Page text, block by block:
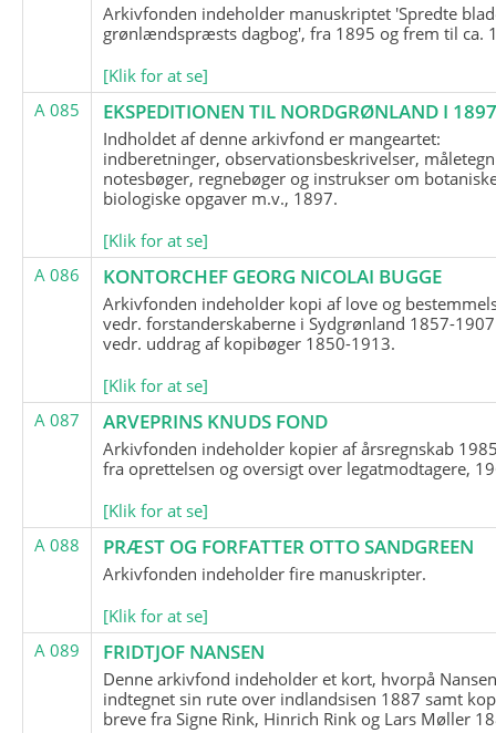
Arkivfonden indeholder manuskriptet 'Spredte
grønlændspræsts dagbog', fra 1895 og frem til ca.
[Klik for at se]
A 085
EKSPEDITIONEN TIL NORDGRØNLAND I
Indholdet af denne arkivfond er mangeartet:
indberetninger, observationsbeskrivelser,
notesbøger, regnebøger og instrukser om
biologiske opgaver m.v., 1897.
[Klik for at se]
A 086
KONTORCHEF GEORG NICOLAI BUGGE
Arkivfonden indeholder kopi af love og
vedr. forstanderskaberne i Sydgrønland 1857-
vedr. uddrag af kopibøger 1850-1913.
[Klik for at se]
A 087
ARVEPRINS KNUDS FOND
Arkivfonden indeholder kopier af årsregnskab
fra oprettelsen og oversigt over legatmodtagere,
[Klik for at se]
A 088
PRÆST OG FORFATTER OTTO SANDGREEN
Arkivfonden indeholder fire manuskripter.
[Klik for at se]
A 089
FRIDTJOF NANSEN
Denne arkivfond indeholder et kort, hvorpå
indtegnet sin rute over indlandsisen 1887 samt
breve fra Signe Rink, Hinrich Rink og Lars Møller